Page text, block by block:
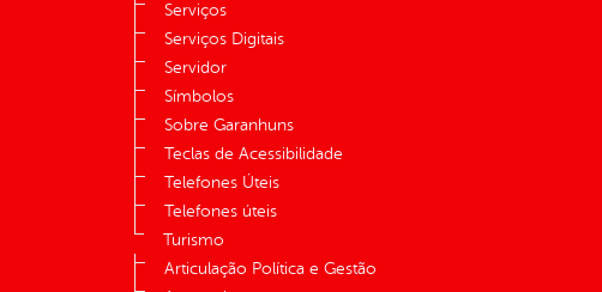
Serviços
Serviços Digitais
Servidor
Símbolos
Sobre Garanhuns
Teclas de Acessibilidade
Telefones Úteis
Telefones úteis
Turismo
Articulação Política e Gestão